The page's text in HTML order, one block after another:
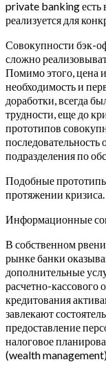
private banking есть
реализуется для
Совокупности бэк-
сложно
Помимо этого, цена
необходимость и
доработки, всегда
трудности, еще до
прототипов
последовательность
подразделения по
Подобные
протяжении кризиса.
Информационные
В собственном
рынке банки
дополнительные
расчетно-кассового
кредитования
завлекают
предоставление
налоговое
(wealth